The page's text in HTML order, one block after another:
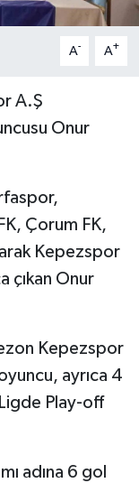
A- A+
A.Ş
Onur
Çorum FK,
Kepezspor
çıkan Onur
Kepezspor
ayrıca 4
Play-off
adına 6 gol